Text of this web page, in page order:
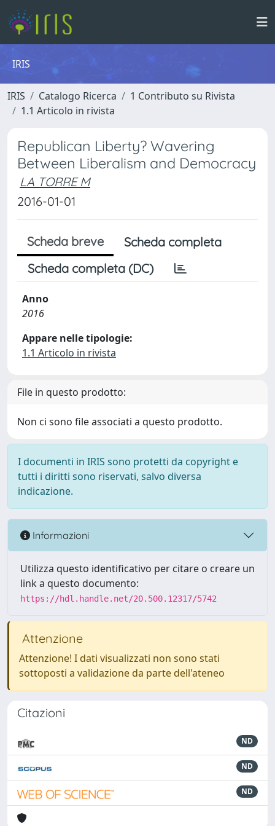
IRIS
IRIS Catalogo Ricerca
1 Contributo su Rivista
1.1 Articolo in rivista
Republican Liberty? Wavering
Between Liberalism and Democracy
LA TORRE M
2016-01-01
Scheda breve
Scheda completa
Scheda completa (DC)
Anno
2016
Appare nelle tipologie:
1.1 Articolo in rivista
File in questo prodotto:
Non ci sono file associati a questo prodotto.
I documenti in IRIS sono protetti da copyright e
tutti i diritti sono riservati, salvo diversa
indicazione.
Informazioni
Utilizza questo identificativo per citare o creare un
link a questo documento:
https://hdl.handle.net/20.500.12317/5742
Attenzione
Attenzione! I dati visualizzati non sono stati
sottoposti a validazione da parte dell'ateneo
Citazioni
ND
ND
ND